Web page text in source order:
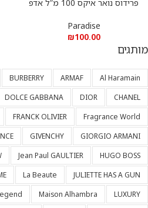
פרידוס נואר איקס 100 מ”ל אדפ
Paradise
₪100.00
מותגים
Al Haramain
ARMAF
BURBERRY
CHANEL
DIOR
DOLCE GABBANA
Fragrance World
FRANCK OLIVIER
GIORGIO ARMANI
GIVENCHY
HUGO BOSS
Jean Paul GAULTIER
JULIETTE HAS A GUN
La Beaute
LUXURY
Maison Alhambra